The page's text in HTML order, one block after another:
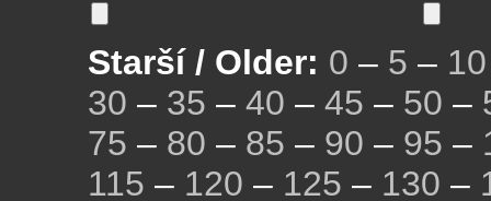
Starší / Older: 0 – 5 – 10
30 – 35 – 40 – 45 – 50 –
75 – 80 – 85 – 90 – 95 –
115 – 120 – 125 – 130 –